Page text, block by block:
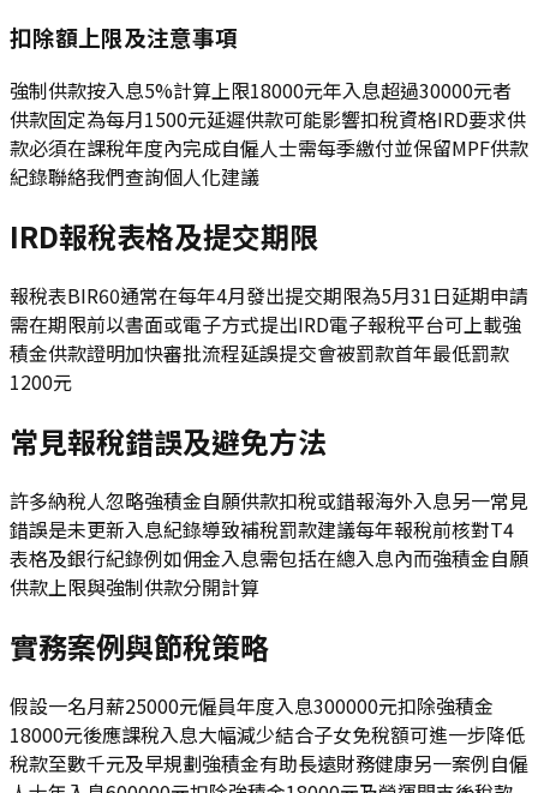
扣除額上限及注意事項
強制供款按入息5%計算上限18000元年入息超過30000元者
供款固定為每月1500元延遲供款可能影響扣稅資格IRD要求供
款必須在課稅年度內完成自僱人士需每季繳付並保留MPF供款
紀錄聯絡我們查詢個人化建議
IRD報稅表格及提交期限
報稅表BIR60通常在每年4月發出提交期限為5月31日延期申請
需在期限前以書面或電子方式提出IRD電子報稅平台可上載強
積金供款證明加快審批流程延誤提交會被罰款首年最低罰款
1200元
常見報稅錯誤及避免方法
許多納稅人忽略強積金自願供款扣稅或錯報海外入息另一常見
錯誤是未更新入息紀錄導致補稅罰款建議每年報稅前核對T4
表格及銀行紀錄例如佣金入息需包括在總入息內而強積金自願
供款上限與強制供款分開計算
實務案例與節稅策略
假設一名月薪25000元僱員年度入息300000元扣除強積金
18000元後應課稅入息大幅減少結合子女免稅額可進一步降低
稅款至數千元及早規劃強積金有助長遠財務健康另一案例自僱